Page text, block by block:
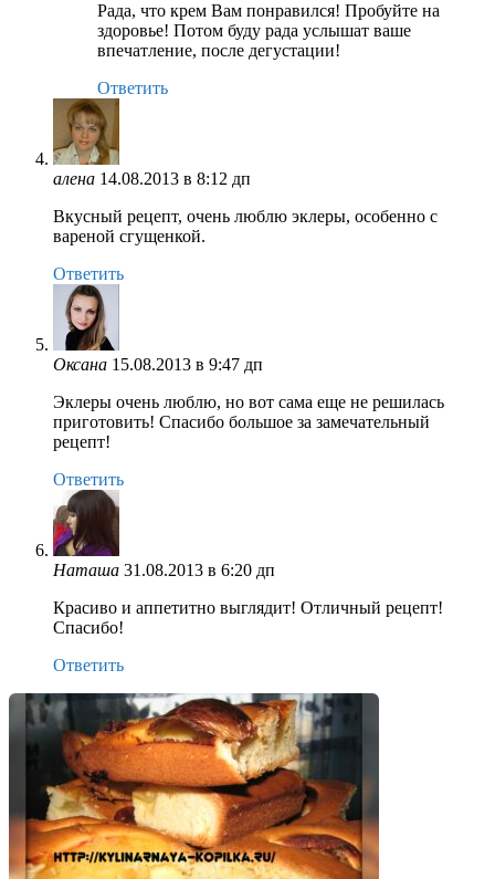
Рада, что крем Вам понравился! Пробуйте на
здоровье! Потом буду рада услышат ваше
впечатление, после дегустации!
Ответить
алена 14.08.2013 в 8:12 дп
Вкусный рецепт, очень люблю эклеры, особенно с
вареной сгущенкой.
Ответить
Оксана 15.08.2013 в 9:47 дп
Эклеры очень люблю, но вот сама еще не решилась
приготовить! Спасибо большое за замечательный
рецепт!
Ответить
Наташа 31.08.2013 в 6:20 дп
Красиво и аппетитно выглядит! Отличный рецепт!
Спасибо!
Ответить